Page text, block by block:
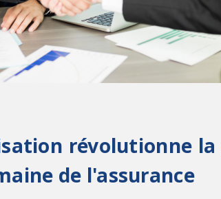
révolutionne la
de l'assurance